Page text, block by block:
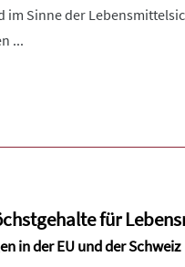
im Sinne der
...
für
in der EU und der Schweiz